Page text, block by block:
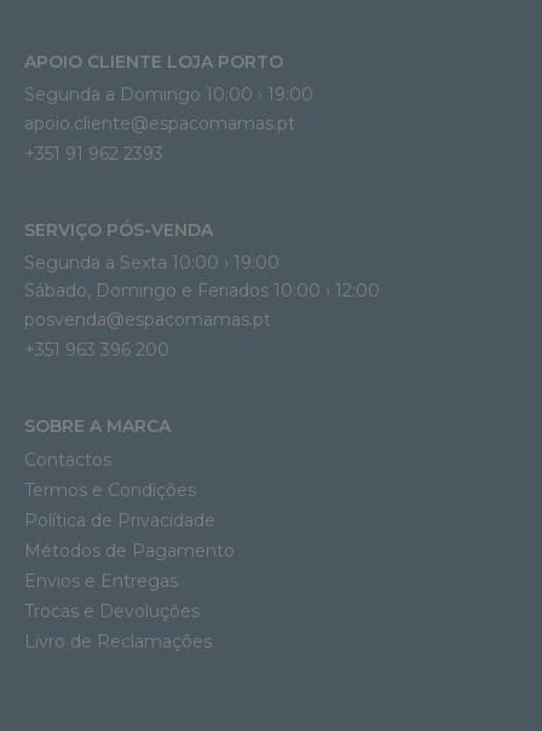
APOIO CLIENTE LOJA PORTO
Segunda a Domingo 10:00 › 19:00
apoio.cliente@espacomamas.pt
+351 91 962 2393
SERVIÇO PÓS-VENDA
Segunda a Sexta 10:00 › 19:00
Sábado, Domingo e Feriados 10:00 › 12:00
posvenda@espacomamas.pt
+351 963 396 200
SOBRE A MARCA
Contactos
Termos e Condições
Política de Privacidade
Métodos de Pagamento
Envios e Entregas
Trocas e Devoluções
Livro de Reclamações